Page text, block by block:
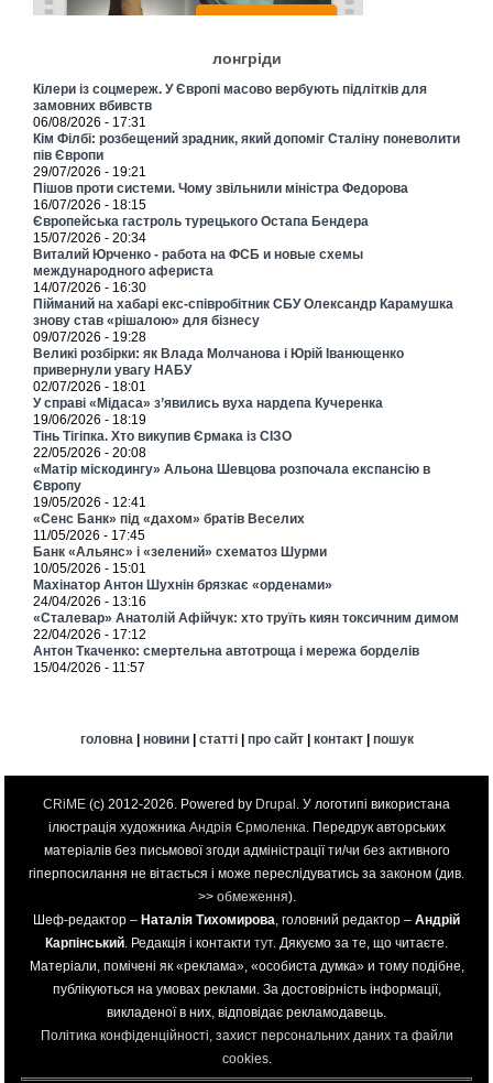
лонгріди
Кілери із соцмереж. У Європі масово вербують підлітків для
замовних вбивств
06/08/2026 - 17:31
Кім Філбі: розбещений зрадник, який допоміг Сталіну поневолити
пів Європи
29/07/2026 - 19:21
Пішов проти системи. Чому звільнили міністра Федорова
16/07/2026 - 18:15
Європейська гастроль турецького Остапа Бендера
15/07/2026 - 20:34
Виталий Юрченко - работа на ФСБ и новые схемы
международного афериста
14/07/2026 - 16:30
Пійманий на хабарі екс-співробітник СБУ Олександр Карамушка
знову став «рішалою» для бізнесу
09/07/2026 - 19:28
Великі розбірки: як Влада Молчанова і Юрій Іванющенко
привернули увагу НАБУ
02/07/2026 - 18:01
У справі «Мідаса» з’явились вуха нардепа Кучеренка
19/06/2026 - 18:19
Тінь Тігіпка. Хто викупив Єрмака із СІЗО
22/05/2026 - 20:08
«Матір міскодингу» Альона Шевцова розпочала експансію в
Європу
19/05/2026 - 12:41
«Сенс Банк» під «дахом» братів Веселих
11/05/2026 - 17:45
Банк «Альянс» і «зелений» схематоз Шурми
10/05/2026 - 15:01
Махінатор Антон Шухнін брязкає «орденами»
24/04/2026 - 13:16
«Сталевар» Анатолій Афійчук: хто труїть киян токсичним димом
22/04/2026 - 17:12
Антон Ткаченко: смертельна автотроща і мережа борделів
15/04/2026 - 11:57
головна| новини| статті| про сайт| контакт| пошук
CRiME (c) 2012-2026. Powered by Drupal . У логотипі використана
ілюстрація художника Андрія Єрмоленка. Передрук авторських
матеріалів без письмової згоди адміністрації ти/чи без активного
гіперпосилання не вітається і може переслідуватись за законом (див.
>> обмеження).
Шеф-редактор – Наталія Тихомирова, головний редактор – Андрій
Карпінський. Редакція і контакти тут. Дякуємо за те, що читаєте.
Матеріали, помічені як «реклама», «особиста думка» и тому подібне,
публікуються на умовах реклами. За достовірність інформації,
викладеної в них, відповідає рекламодавець.
Політика конфіденційності, захист персональних даних та файли
cookies.